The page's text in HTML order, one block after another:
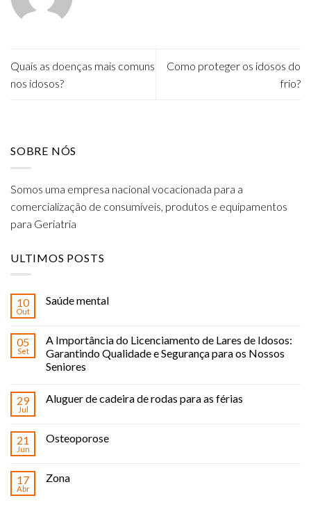
Quais as doenças mais comuns
nos idosos?
Como proteger os idosos do
frio?
SOBRE NÓS
Somos uma empresa nacional vocacionada para a
comercialização de consumíveis, produtos e equipamentos
para Geriatria
ULTIMOS POSTS
10
Out
Saúde mental
05
Set
A Importância do Licenciamento de Lares de Idosos:
Garantindo Qualidade e Segurança para os Nossos
Seniores
29
Jul
Aluguer de cadeira de rodas para as férias
21
Jun
Osteoporose
17
Abr
Zona